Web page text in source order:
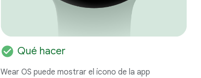
check_circle Qué hacer
Wear OS puede mostrar el ícono de la app